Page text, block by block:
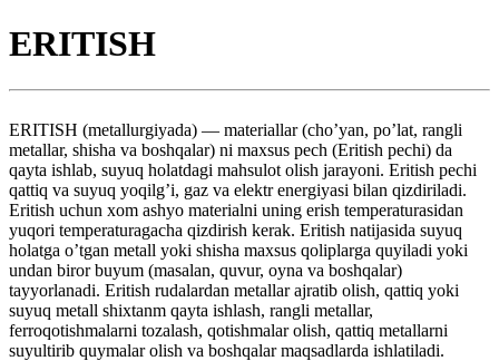
ERITISH
ERITISH (metallurgiyada) — materiallar (cho’yan, po’lat, rangli
metallar, shisha va boshqalar) ni maxsus pech (Eritish pechi) da
qayta ishlab, suyuq holatdagi mahsulot olish jarayoni. Eritish pechi
qattiq va suyuq yoqilg’i, gaz va elektr energiyasi bilan qizdiriladi.
Eritish uchun xom ashyo materialni uning erish temperaturasidan
yuqori temperaturagacha qizdirish kerak. Eritish natijasida suyuq
holatga o’tgan metall yoki shisha maxsus qoliplarga quyiladi yoki
undan biror buyum (masalan, quvur, oyna va boshqalar)
tayyorlanadi. Eritish rudalardan metallar ajratib olish, qattiq yoki
suyuq metall shixtanm qayta ishlash, rangli metallar,
ferroqotishmalarni tozalash, qotishmalar olish, qattiq metallarni
suyultirib quymalar olish va boshqalar maqsadlarda ishlatiladi.